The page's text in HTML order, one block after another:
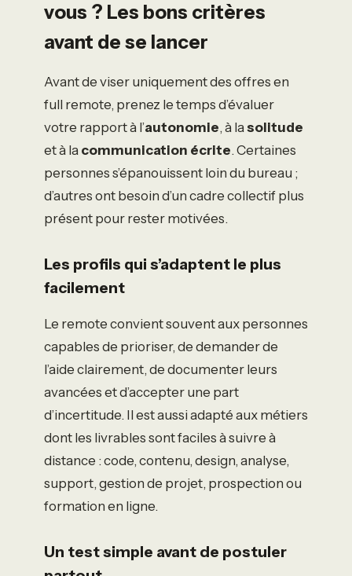
vous ? Les bons critères
avant de se lancer
Avant de viser uniquement des offres en
full remote, prenez le temps d’évaluer
votre rapport à l’autonomie, à lasolitude
et à la communication écrite. Certaines
personnes s’épanouissent loin du bureau ;
d’autres ont besoin d’un cadre collectif plus
présent pour rester motivées.
Les profils qui s’adaptent le plus
facilement
Le remote convient souvent aux personnes
capables de prioriser, de demander de
l’aide clairement, de documenter leurs
avancées et d’accepter une part
d’incertitude. Il est aussi adapté aux métiers
dont les livrables sont faciles à suivre à
distance : code, contenu, design, analyse,
support, gestion de projet, prospection ou
formation en ligne.
Un test simple avant de postuler